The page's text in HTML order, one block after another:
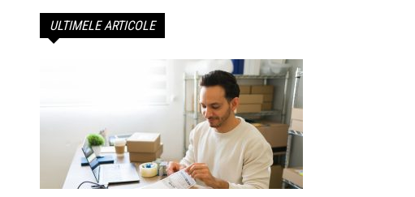
ULTIMELE ARTICOLE